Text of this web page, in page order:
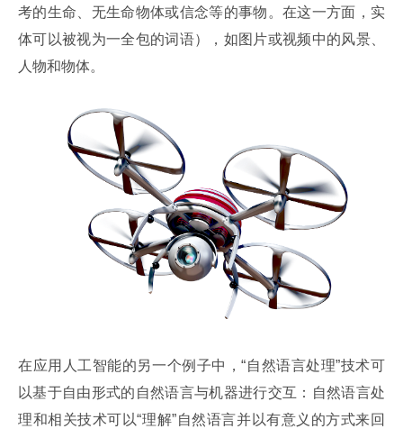
考的生命、无生命物体或信念等的事物。在这一方面，实
体可以被视为一全包的词语），如图片或视频中的风景、
人物和物体。
在应用人工智能的另一个例子中，“自然语言处理”技术可
以基于自由形式的自然语言与机器进行交互：自然语言处
理和相关技术可以“理解”自然语言并以有意义的方式来回